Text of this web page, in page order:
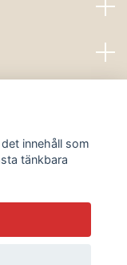
innehåll som
tänkbara